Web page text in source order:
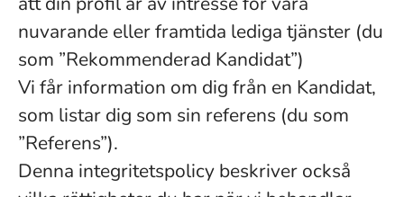
nuvarande eller framtida lediga tjänster (du
som ”Rekommenderad Kandidat”)
Vi får information om dig från en Kandidat,
som listar dig som sin referens (du som
”Referens”).
Denna integritetspolicy beskriver också